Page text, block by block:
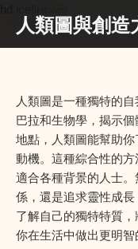
人類圖與創造
人類圖是一種獨特的
巴拉和生物學，揭示
地點，人類圖能幫助
動機。這種綜合性的
適合各種背景的人士
係，還是追求靈性成長
了解自己的獨特特質
你在生活中做出更明智